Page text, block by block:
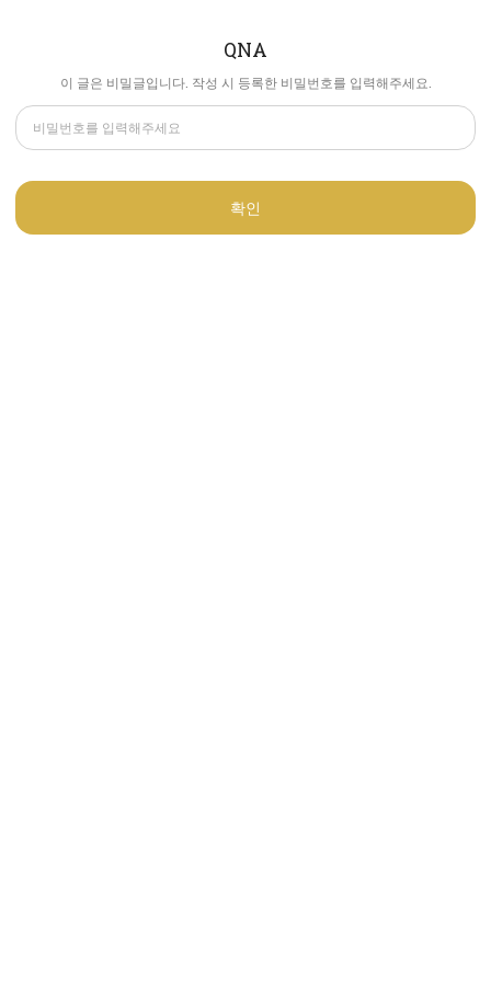
QNA
이 글은 비밀글입니다. 작성 시 등록한 비밀번호를 입력해주세요.
확인